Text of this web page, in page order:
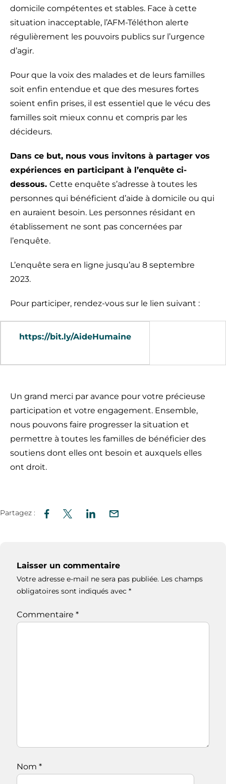
domicile compétentes et stables. Face à cette
situation inacceptable, l’AFM-Téléthon alerte
régulièrement les pouvoirs publics sur l’urgence
d’agir.
Pour que la voix des malades et de leurs familles
soit enfin entendue et que des mesures fortes
soient enfin prises, il est essentiel que le vécu des
familles soit mieux connu et compris par les
décideurs.
Dans ce but, nous vous invitons à partager vos
expériences en participant à l’enquête ci-
dessous. Cette enquête s’adresse à toutes les
personnes qui bénéficient d’aide à domicile ou qui
en auraient besoin. Les personnes résidant en
établissement ne sont pas concernées par
l’enquête.
L’enquête sera en ligne jusqu’au 8 septembre
2023.
Pour participer, rendez-vous sur le lien suivant :
https://bit.ly/AideHumaine
Un grand merci par avance pour votre précieuse
participation et votre engagement. Ensemble,
nous pouvons faire progresser la situation et
permettre à toutes les familles de bénéficier des
soutiens dont elles ont besoin et auxquels elles
ont droit.
Partagez :
Laisser un commentaire
Votre adresse e-mail ne sera pas publiée. Les champs
obligatoires sont indiqués avec *
Commentaire *
Nom *